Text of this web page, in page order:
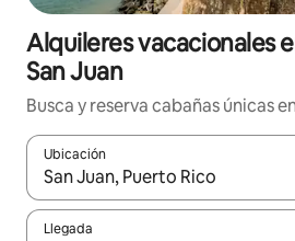
Alquileres vacacionales
San Juan
Busca y reserva cabañas únicas
Ubicación
Cuando los resultados estén
Llegada